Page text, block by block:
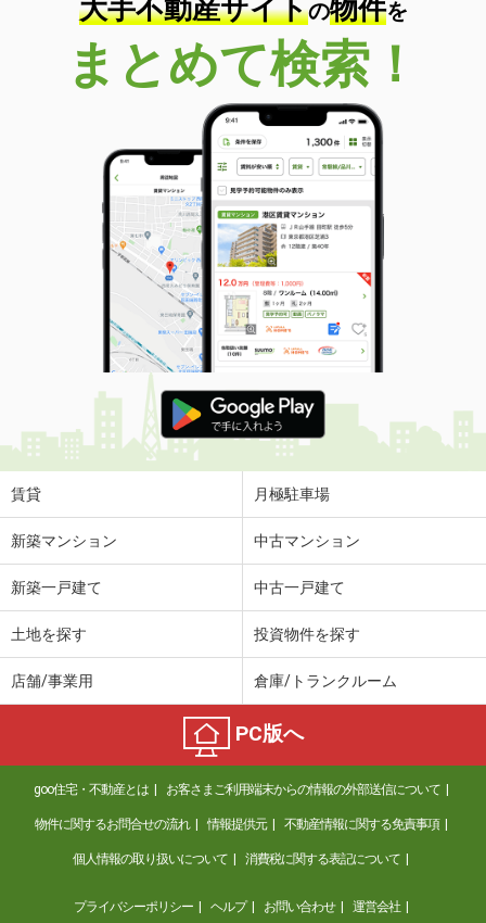
大手不動産サイトの物件を
まとめて検索！
賃貸 月極駐車場
新築マンション 中古マンション
新築一戸建て 中古一戸建て
土地を探す 投資物件を探す
店舗/事業用 倉庫/トランクルーム
PC版へ
goo住宅・不動産とは お客さまご利用端末からの情報の外部送信について
物件に関するお問合せの流れ 情報提供元 不動産情報に関する免責事項
個人情報の取り扱いについて 消費税に関する表記について
プライバシーポリシー ヘルプ お問い合わせ 運営会社